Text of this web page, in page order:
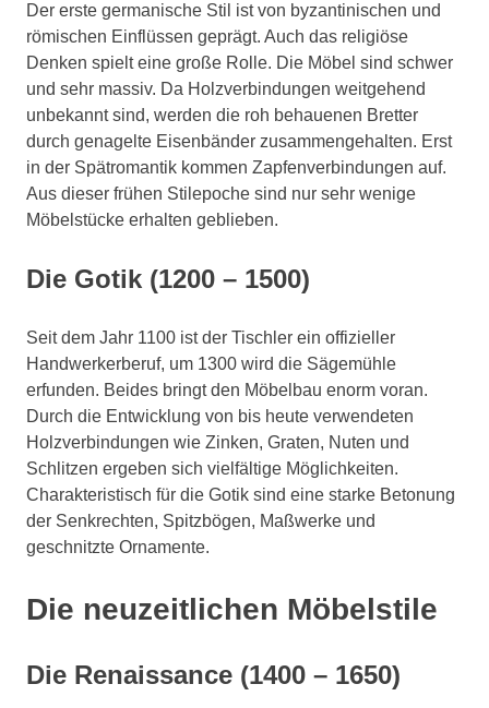
Der erste germanische Stil ist von byzantinischen und
römischen Einflüssen geprägt. Auch das religiöse
Denken spielt eine große Rolle. Die Möbel sind schwer
und sehr massiv. Da Holzverbindungen weitgehend
unbekannt sind, werden die roh behauenen Bretter
durch genagelte Eisenbänder zusammengehalten. Erst
in der Spätromantik kommen Zapfenverbindungen auf.
Aus dieser frühen Stilepoche sind nur sehr wenige
Möbelstücke erhalten geblieben.
Die Gotik (1200 – 1500)
Seit dem Jahr 1100 ist der Tischler ein offizieller
Handwerkerberuf, um 1300 wird die Sägemühle
erfunden. Beides bringt den Möbelbau enorm voran.
Durch die Entwicklung von bis heute verwendeten
Holzverbindungen wie Zinken, Graten, Nuten und
Schlitzen ergeben sich vielfältige Möglichkeiten.
Charakteristisch für die Gotik sind eine starke Betonung
der Senkrechten, Spitzbögen, Maßwerke und
geschnitzte Ornamente.
Die neuzeitlichen Möbelstile
Die Renaissance (1400 – 1650)